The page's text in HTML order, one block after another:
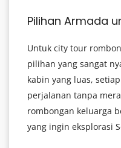
Pilihan Armada
Untuk city tour
pilihan yang sangat
kabin yang luas,
perjalanan tanpa
rombongan keluarga
yang ingin eksplorasi